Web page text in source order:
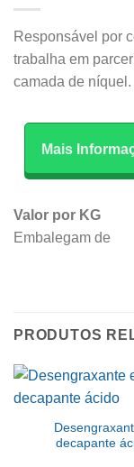
Responsável por
trabalha em
camada de níquel.
Mais
Valor por KG
Embalegam de
PRODUTOS
decapante